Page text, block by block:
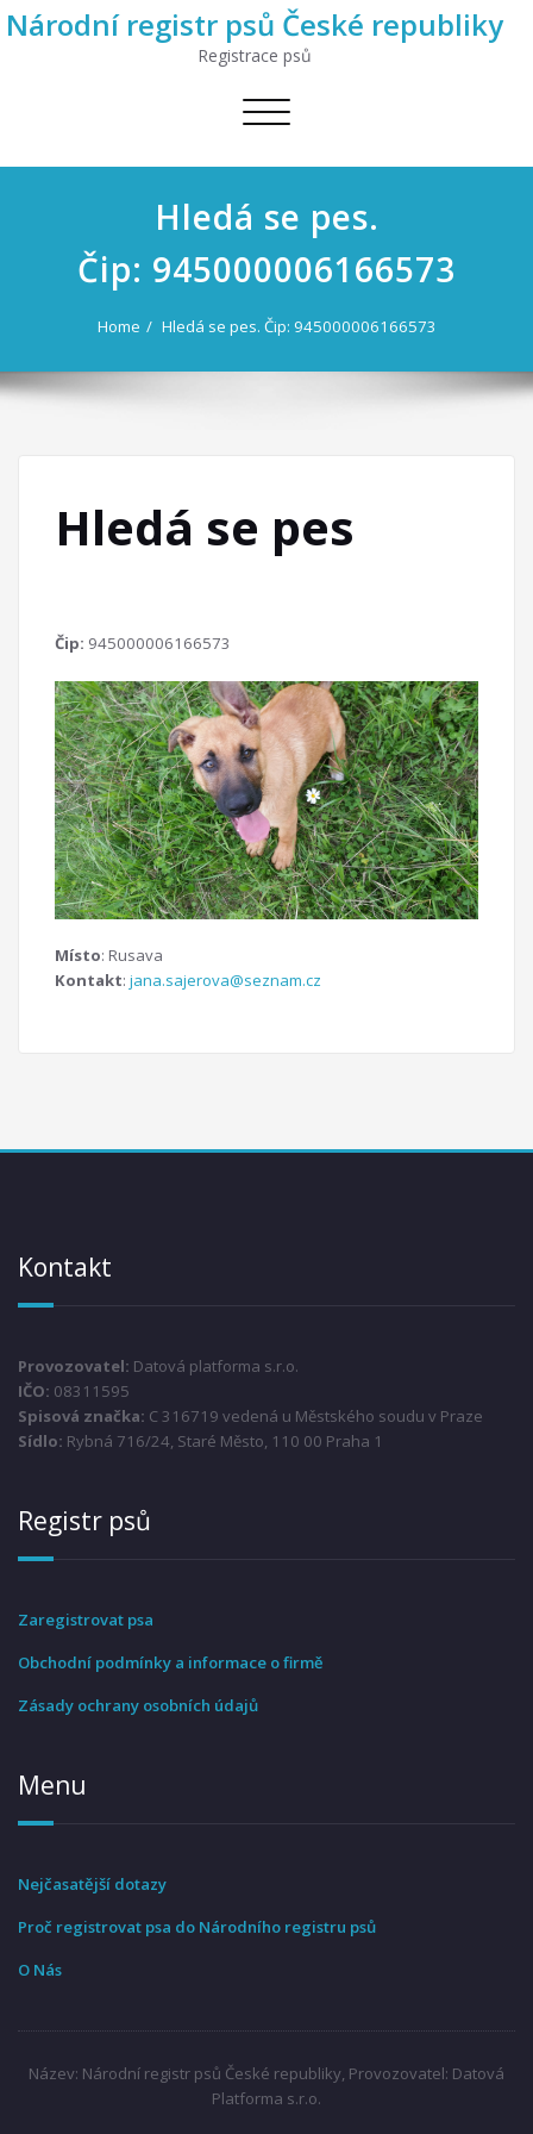
Národní registr psů České republiky
Registrace psů
Toggle
Hledá se pes.
Čip: 945000006166573
Home Hledá se pes. Čip: 945000006166573
Hledá se pes
Čip: 945000006166573
Místo: Rusava
Kontakt: jana.sajerova@seznam.cz
Kontakt
Provozovatel: Datová platforma s.r.o.
IČO: 08311595
Spisová značka: C 316719 vedená u Městského soudu v Praze
Sídlo: Rybná 716/24, Staré Město, 110 00 Praha 1
Registr psů
Zaregistrovat psa
Obchodní podmínky a informace o firmě
Zásady ochrany osobních údajů
Menu
Nejčasatější dotazy
Proč registrovat psa do Národního registru psů
O Nás
Název: Národní registr psů České republiky, Provozovatel: Datová
Platforma s.r.o.